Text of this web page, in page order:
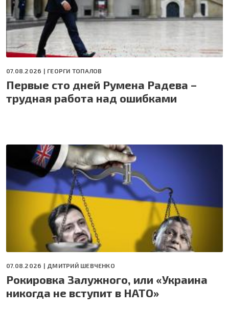
07.08.2026 | ГЕОРГИ ТОПАЛОВ
Первые сто дней Румена Радева –
трудная работа над ошибками
07.08.2026 | ДМИТРИЙ ШЕВЧЕНКО
Рокировка Залужного, или «Украина
никогда не вступит в НАТО»